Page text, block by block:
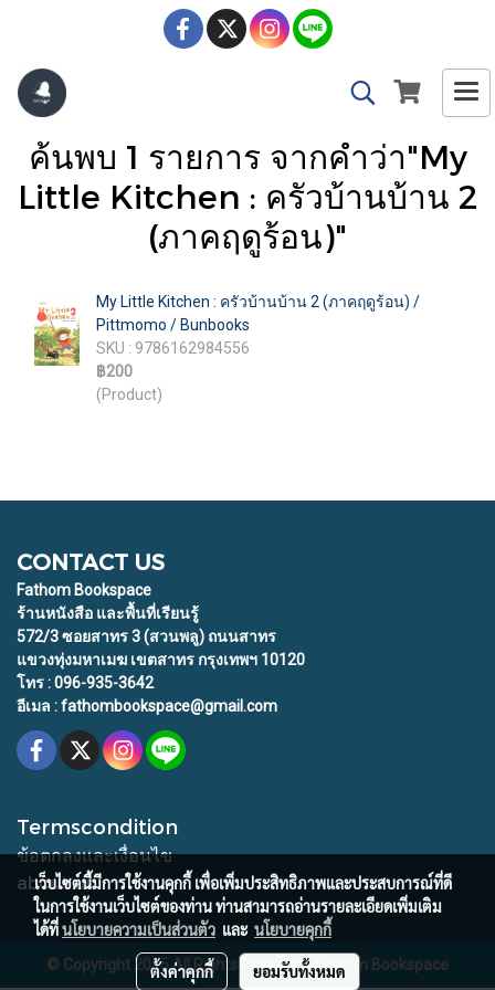
ค้นพบ 1 รายการ จากคำว่า"My
Little Kitchen : ครัวบ้านบ้าน 2
(ภาคฤดูร้อน)"
My Little Kitchen : ครัวบ้านบ้าน 2 (ภาคฤดูร้อน) /
Pittmomo / Bunbooks
SKU : 9786162984556
฿200
(Product)
CONTACT US
Fathom Bookspace
ร้านหนังสือ และพื้นที่เรียนรู้
572/3 ซอยสาทร 3 (สวนพลู) ถนนสาทร
แขวงทุ่งมหาเมฆ เขตสาทร กรุงเทพฯ 10120
โทร : 096-935-3642
อีเมล : fathombookspace@gmail.com
Termscondition
ข้อตกลงและเงื่อนไข
about us
© Copyright 2015 All Rights Reserved. Fathom Bookspace
เว็บไซต์นี้มีการใช้งานคุกกี้ เพื่อเพิ่มประสิทธิภาพและประสบการณ์ที่ดี
ในการใช้งานเว็บไซต์ของท่าน ท่านสามารถอ่านรายละเอียดเพิ่มเติม
ได้ที่นโยบายความเป็นส่วนตัว และ นโยบายคุกกี้
ตั้งค่าคุกกี้ ยอมรับทั้งหมด